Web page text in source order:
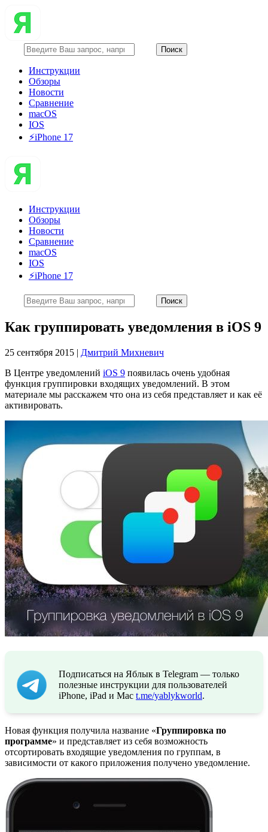
Инструкции
Обзоры
Новости
Сравнение
macOS
IOS
⚡️iPhone 17
Инструкции
Обзоры
Новости
Сравнение
macOS
IOS
⚡️iPhone 17
Как группировать уведомления в iOS 9
25 сентября 2015 | Дмитрий Михневич
В Центре уведомлений iOS 9 появилась очень удобная
функция группировки входящих уведомлений. В этом
материале мы расскажем что она из себя представляет и как её
активировать.
Подписаться на Яблык в Telegram — только
полезные инструкции для пользователей
iPhone, iPad и Mac t.me/yablykworld.
Новая функция получила название «Группировка по
программе» и представляет из себя возможность
отсортировать входящие уведомления по группам, в
зависимости от какого приложения получено уведомление.